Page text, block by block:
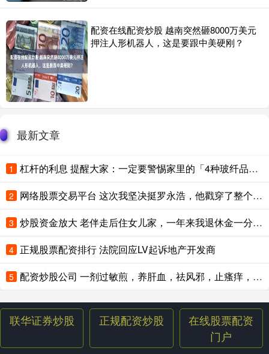
配资在线配资炒股 越南突然砸8000万美元
押注人形机器人，这是要跟中美硬刚？
最新文章
1 杠杆的利息 提醒大家：一定要警惕家里的「4种玻纤品」，坏了赶紧扔，别大意
2 网络股票交易平台 这次我坚决挺罗永浩，他戳穿了整个电视行业最虚伪的遮羞布
3 炒股资金放大 老伴走后住女儿家，一年来我退休金一分未领，女婿得知后要我搬走
4 正规股票配资排行 法院回应LV起诉地产开发商
5 配资炒股公司 一剂过敏煎，养肝血，祛风邪，止瘙痒，荨麻疹、过敏性皮炎强体质
联华证券炒股 正规配资炒股
在线股票配资
门户